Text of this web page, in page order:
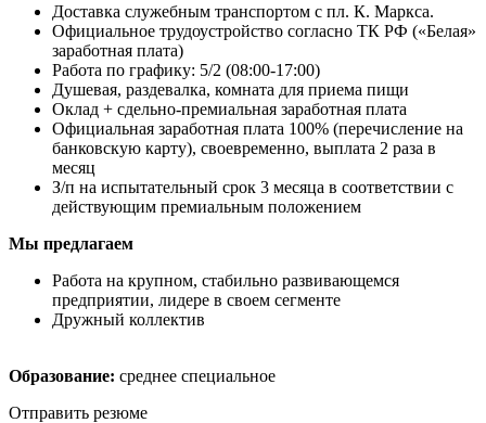
Доставка служебным транспортом с пл. К. Маркса.
Официальное трудоустройство согласно ТК РФ («Белая»
заработная плата)
Работа по графику: 5/2 (08:00-17:00)
Душевая, раздевалка, комната для приема пищи
Оклад + сдельно-премиальная заработная плата
Официальная заработная плата 100% (перечисление на
банковскую карту), своевременно, выплата 2 раза в
месяц
З/п на испытательный срок 3 месяца в соответствии с
действующим премиальным положением
Мы предлагаем
Работа на крупном, стабильно развивающемся
предприятии, лидере в своем сегменте
Дружный коллектив
Образование: среднее специальное
Отправить резюме